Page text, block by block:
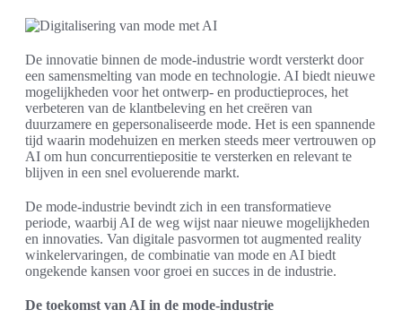
De innovatie binnen de mode-industrie wordt versterkt door
een samensmelting van mode en technologie. AI biedt nieuwe
mogelijkheden voor het ontwerp- en productieproces, het
verbeteren van de klantbeleving en het creëren van
duurzamere en gepersonaliseerde mode. Het is een spannende
tijd waarin modehuizen en merken steeds meer vertrouwen op
AI om hun concurrentiepositie te versterken en relevant te
blijven in een snel evoluerende markt.
De mode-industrie bevindt zich in een transformatieve
periode, waarbij AI de weg wijst naar nieuwe mogelijkheden
en innovaties. Van digitale pasvormen tot augmented reality
winkelervaringen, de combinatie van mode en AI biedt
ongekende kansen voor groei en succes in de industrie.
De toekomst van AI in de mode-industrie